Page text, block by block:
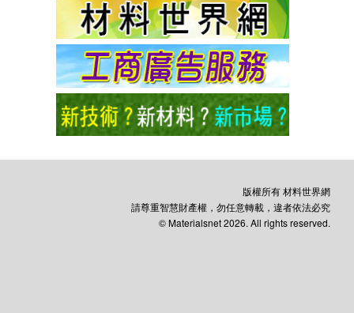
版權所有 材料世界網
請尊重智慧財產權，勿任意轉載，違者依法必究
© Materialsnet 2026. All rights reserved.